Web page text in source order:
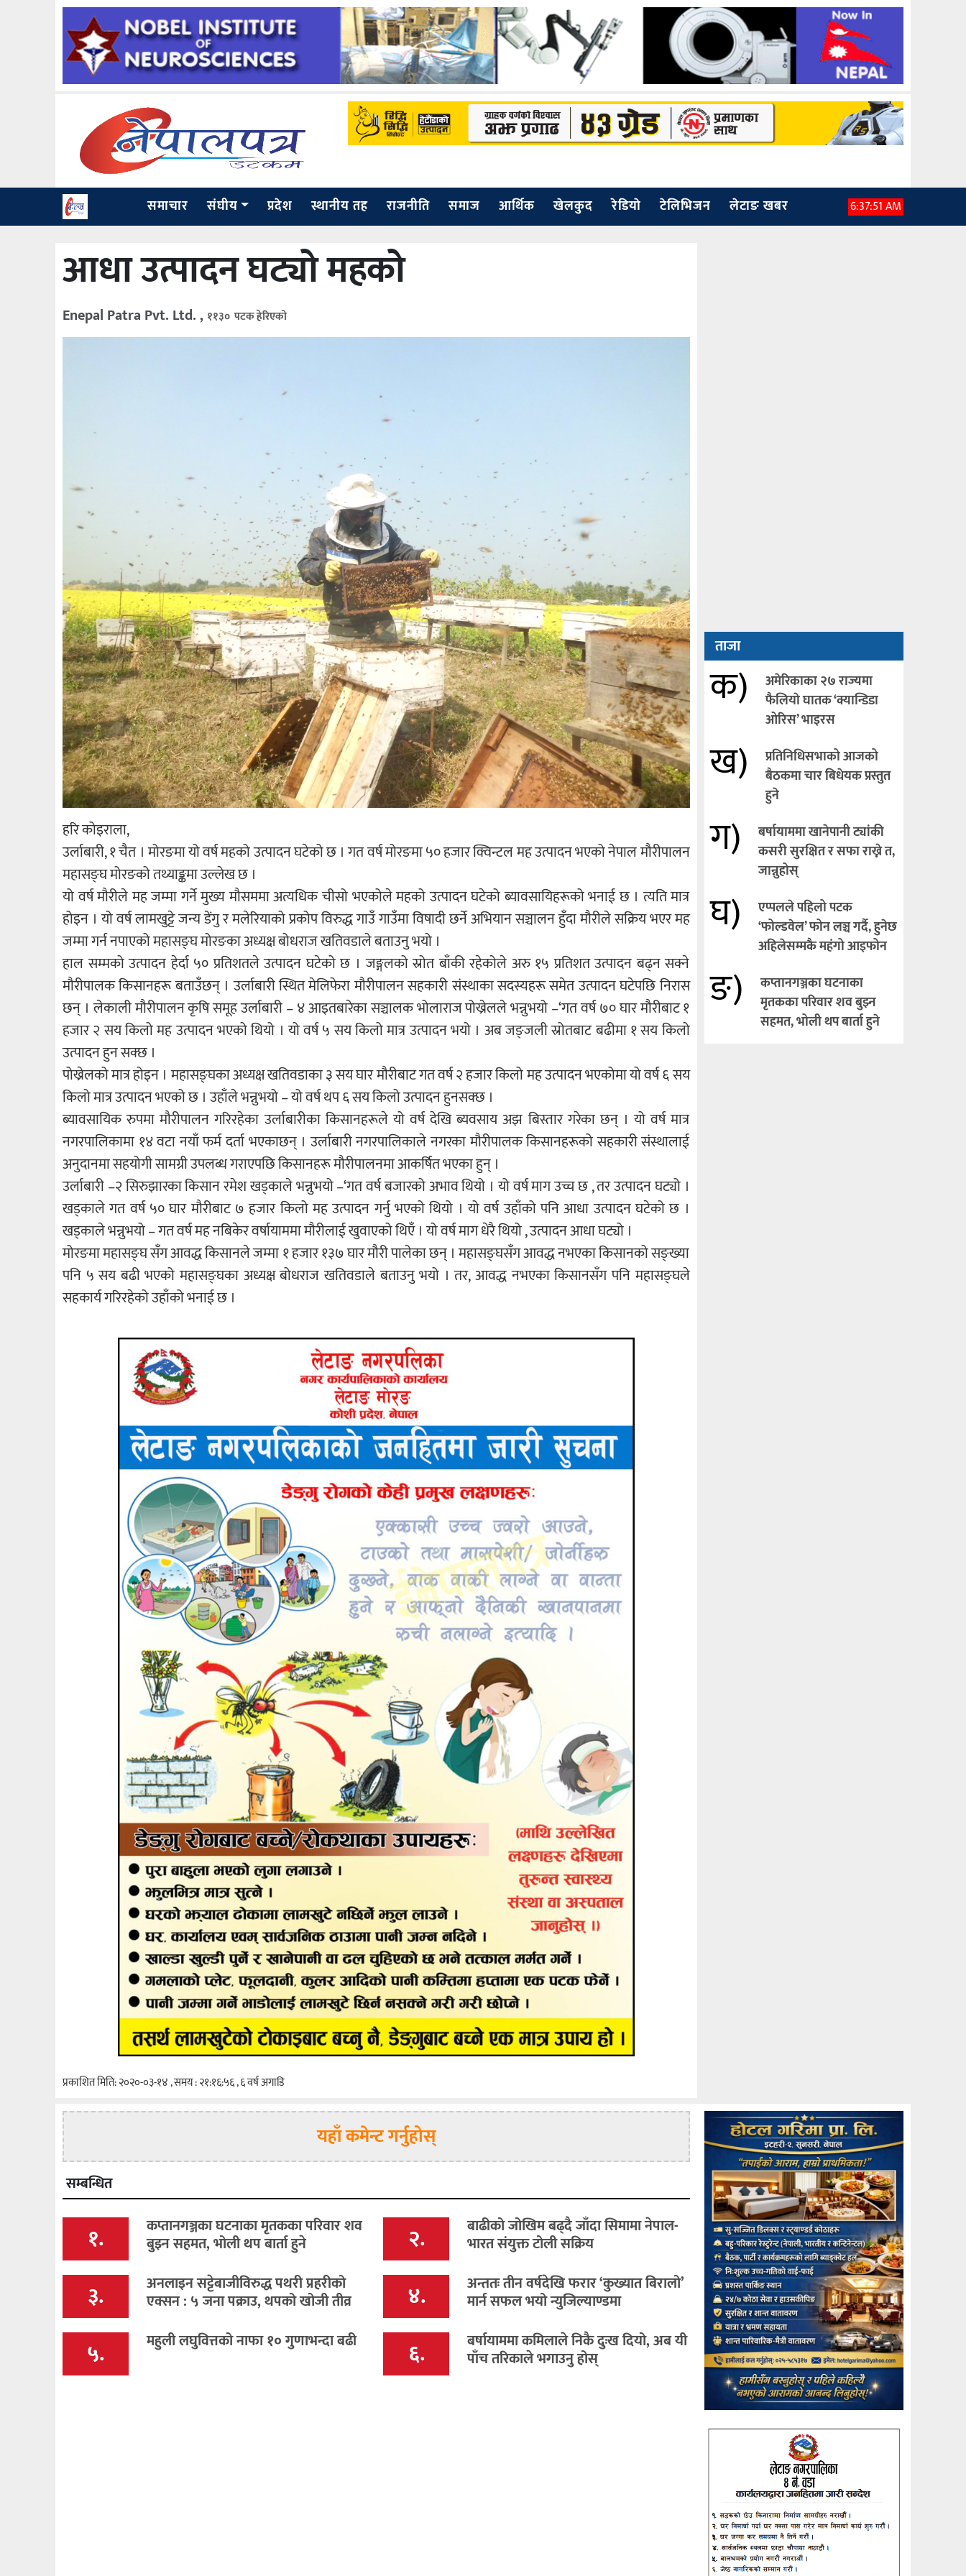
समाचार संघीय प्रदेश स्थानीय तह राजनीति समाज आर्थिक खेलकुद रेडियाे टेलिभिजन लेटाङ खबर 6:37:53 AM
आधा उत्पादन घट्यो महको
Enepal Patra Pvt. Ltd. , ११३० पटक हेरिएको
हरि कोइराला,
उर्लाबारी, १ चैत । मोरङमा यो वर्ष महको उत्पादन घटेको छ । गत वर्ष मोरङमा ५० हजार क्विन्टल मह उत्पादन भएको नेपाल मौरीपालन
महासङ्घ मोरङको तथ्याङ्कमा उल्लेख छ ।
यो वर्ष मौरीले मह जम्मा गर्ने मुख्य मौसममा अत्यधिक चीसो भएकोले महको उत्पादन घटेको ब्यावसायिहरूको भनाई छ । त्यति मात्र
होइन । यो वर्ष लामखुट्टे जन्य डेंगु र मलेरियाको प्रकोप विरुद्ध गाउँ गाउँमा विषादी छर्ने अभियान सञ्चालन हुँदा मौरीले सक्रिय भएर मह
जम्मा गर्न नपाएको महासङ्घ मोरङका अध्यक्ष बोधराज खतिवडाले बताउनु भयो ।
हाल सम्मको उत्पादन हेर्दा ५० प्रतिशतले उत्पादन घटेको छ । जङ्गलको स्रोत बाँकी रहेकोले अरु १५ प्रतिशत उत्पादन बढ्न सक्ने
मौरीपालक किसानहरू बताउँछन् । उर्लाबारी स्थित मेलिफेरा मौरीपालन सहकारी संस्थाका सदस्यहरू समेत उत्पादन घटेपछि निरास
छन् । लेकाली मौरीपालन कृषि समूह उर्लाबारी – ४ आइतबारेका सञ्चालक भोलाराज पोख्रेलले भन्नुभयो –‘गत वर्ष ७० घार मौरीबाट १
हजार २ सय किलो मह उत्पादन भएको थियो । यो वर्ष ५ सय किलो मात्र उत्पादन भयो । अब जङ्जली स्रोतबाट बढीमा १ सय किलो
उत्पादन हुन सक्छ ।
पोख्रेलको मात्र होइन । महासङ्घका अध्यक्ष खतिवडाका ३ सय घार मौरीबाट गत वर्ष २ हजार किलो मह उत्पादन भएकोमा यो वर्ष ६ सय
किलो मात्र उत्पादन भएको छ । उहाँले भन्नुभयो – यो वर्ष थप ६ सय किलो उत्पादन हुनसक्छ ।
ब्यावसायिक रुपमा मौरीपालन गरिरहेका उर्लाबारीका किसानहरूले यो वर्ष देखि ब्यवसाय अझ बिस्तार गरेका छन् । यो वर्ष मात्र
नगरपालिकामा १४ वटा नयाँ फर्म दर्ता भएकाछन् । उर्लाबारी नगरपालिकाले नगरका मौरीपालक किसानहरूको सहकारी संस्थालाई
अनुदानमा सहयोगी सामग्री उपलब्ध गराएपछि किसानहरू मौरीपालनमा आकर्षित भएका हुन् ।
उर्लाबारी –२ सिरुझारका किसान रमेश खड्काले भन्नुभयो –‘गत वर्ष बजारको अभाव थियो । यो वर्ष माग उच्च छ , तर उत्पादन घट्यो ।
खड्काले गत वर्ष ५० घार मौरीबाट ७ हजार किलो मह उत्पादन गर्नु भएको थियो । यो वर्ष उहाँको पनि आधा उत्पादन घटेको छ ।
खड्काले भन्नुभयो – गत वर्ष मह नबिकेर वर्षायाममा मौरीलाई खुवाएको थिएँ । यो वर्ष माग धेरै थियो , उत्पादन आधा घट्यो ।
मोरङमा महासङ्घ सँग आवद्ध किसानले जम्मा १ हजार १३७ घार मौरी पालेका छन् । महासङ्घसँग आवद्ध नभएका किसानको सङ्ख्या
पनि ५ सय बढी भएको महासङ्घका अध्यक्ष बोधराज खतिवडाले बताउनु भयो । तर, आवद्ध नभएका किसानसँग पनि महासङ्घले
सहकार्य गरिरहेको उहाँको भनाई छ ।
प्रकाशित मिति: २०२०-०३-१४ , समय : २१:१६:५६ , ६ वर्ष अगाडि
ताजा
क)
अमेरिकाका २७ राज्यमा
फैलियाे घातक ‘क्यान्डिडा
ओरिस’ भाइरस
ख)
प्रतिनिधिसभाको आजको
बैठकमा चार बिधेयक प्रस्तुत
हुने
ग)
बर्षायाममा खानेपानी ट्यांकी
कसरी सुरक्षित र सफा राख्ने त,
जान्नुहोस्
घ)
एप्पलले पहिलो पटक
‘फोल्डवेल’ फोन लञ्च गर्दै, हुनेछ
अहिलेसम्मकै महंगो आइफोन
ङ)
कप्तानगञ्जका घटनाका
मृतकका परिवार शव बुझ्न
सहमत, भोली थप बार्ता हुने
यहाँ कमेन्ट गर्नुहोस्
सम्बन्धित
१. कप्तानगञ्जका घटनाका मृतकका परिवार शव
बुझ्न सहमत, भोली थप बार्ता हुने २. बाढीको जोखिम बढ्दै जाँदा सिमामा नेपाल-
भारत संयुक्त टोली सक्रिय
३. अनलाइन सट्टेबाजीविरुद्ध पथरी प्रहरीको
एक्सन : ५ जना पक्राउ, थपको खोजी तीव्र ४. अन्ततः तीन वर्षदेखि फरार ‘कुख्यात बिरालो’
मार्न सफल भयो न्युजिल्याण्डमा
५. महुली लघुवित्तको नाफा १० गुणाभन्दा बढी ६. बर्षायाममा कमिलाले निकै दुःख दियो, अब यी
पाँच तरिकाले भगाउनु होस्